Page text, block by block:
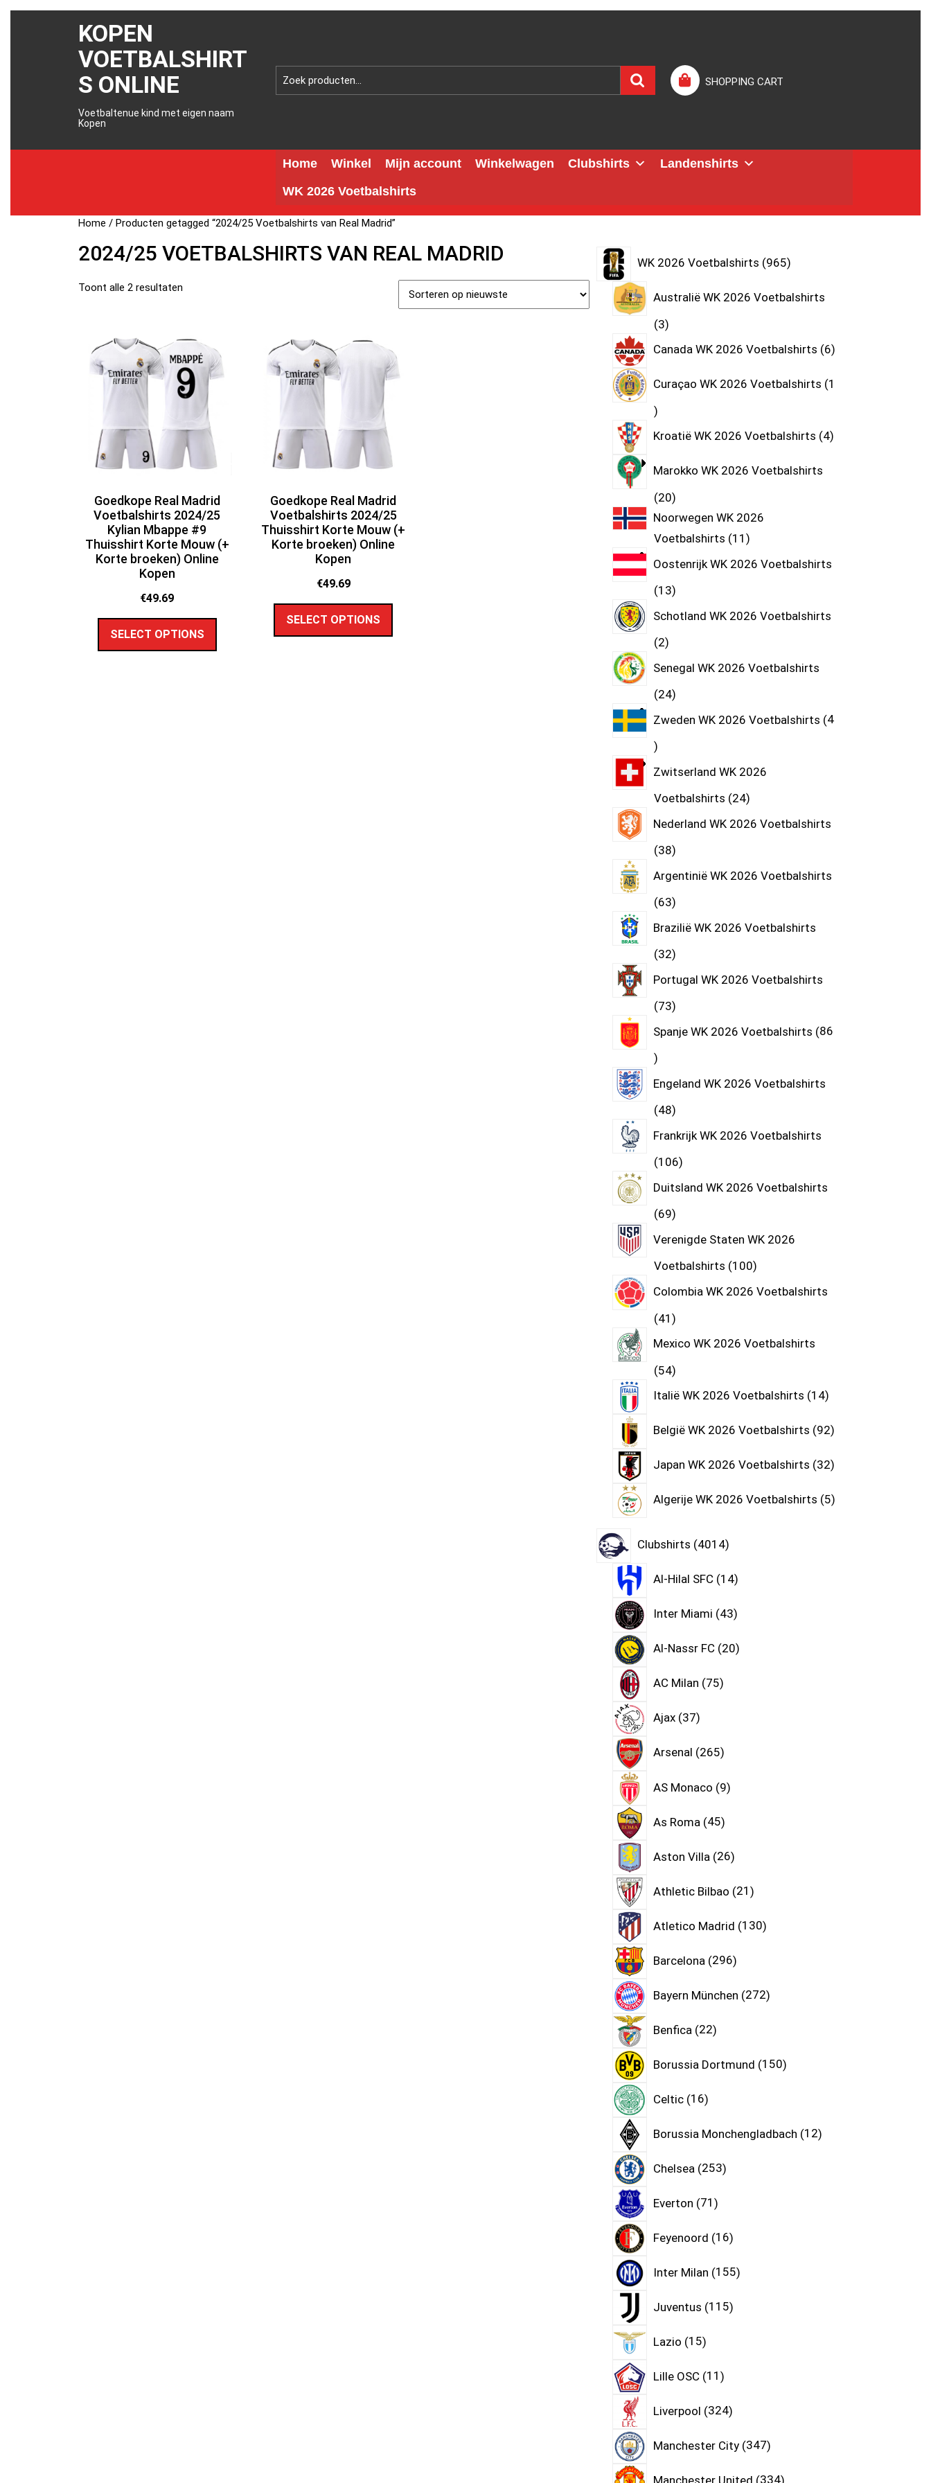
KOPEN
VOETBALSHIRT
S ONLINE
Voetbaltenue kind met eigen naam
Kopen
SHOPPING CART
Home Winkel Mijn account Winkelwagen Clubshirts
Landenshirts
WK 2026 Voetbalshirts
Home / Producten getagged “2024/25 Voetbalshirts van Real Madrid”
2024/25 VOETBALSHIRTS VAN REAL MADRID
Toont alle 2 resultaten
Goedkope Real Madrid
Voetbalshirts 2024/25
Kylian Mbappe #9
Thuisshirt Korte Mouw (+
Korte broeken) Online
Kopen
€49.69
SELECT OPTIONS
Goedkope Real Madrid
Voetbalshirts 2024/25
Thuisshirt Korte Mouw (+
Korte broeken) Online
Kopen
€49.69
SELECT OPTIONS
WK 2026 Voetbalshirts 965
Australië WK 2026 Voetbalshirts
3
Canada WK 2026 Voetbalshirts 6
Curaçao WK 2026 Voetbalshirts 1
Kroatië WK 2026 Voetbalshirts 4
Marokko WK 2026 Voetbalshirts
20
Noorwegen WK 2026
Voetbalshirts 11
Oostenrijk WK 2026 Voetbalshirts
13
Schotland WK 2026 Voetbalshirts
2
Senegal WK 2026 Voetbalshirts
24
Zweden WK 2026 Voetbalshirts 4
Zwitserland WK 2026
Voetbalshirts 24
Nederland WK 2026 Voetbalshirts
38
Argentinië WK 2026 Voetbalshirts
63
Brazilië WK 2026 Voetbalshirts
32
Portugal WK 2026 Voetbalshirts
73
Spanje WK 2026 Voetbalshirts 86
Engeland WK 2026 Voetbalshirts
48
Frankrijk WK 2026 Voetbalshirts
106
Duitsland WK 2026 Voetbalshirts
69
Verenigde Staten WK 2026
Voetbalshirts 100
Colombia WK 2026 Voetbalshirts
41
Mexico WK 2026 Voetbalshirts
54
Italië WK 2026 Voetbalshirts 14
België WK 2026 Voetbalshirts 92
Japan WK 2026 Voetbalshirts 32
Algerije WK 2026 Voetbalshirts 5
Clubshirts 4014
Al-Hilal SFC 14
Inter Miami 43
Al-Nassr FC 20
AC Milan 75
Ajax 37
Arsenal 265
AS Monaco 9
As Roma 45
Aston Villa 26
Athletic Bilbao 21
Atletico Madrid 130
Barcelona 296
Bayern München 272
Benfica 22
Borussia Dortmund 150
Celtic 16
Borussia Monchengladbach 12
Chelsea 253
Everton 71
Feyenoord 16
Inter Milan 155
Juventus 115
Lazio 15
Lille OSC 11
Liverpool 324
Manchester City 347
Manchester United 334